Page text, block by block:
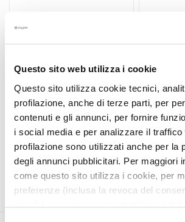
Questo sito web utilizza i cookie
Questo sito utilizza cookie tecnici,
profilazione, anche di terze parti, per
contenuti e gli annunci, per fornire
i social media e per analizzare il
profilazione sono utilizzati anche per la
degli annunci pubblicitari. Per maggiori
come questo sito utilizza i cookie, per
preferenze (inclusa la revoca del
nonché per sapere come trattiamo i
l
t
e
s
C
l
e
a
n
s
e
r
TOILETTE
Fragrance for the body
€64.90
1
reviews
Improves
€33.00